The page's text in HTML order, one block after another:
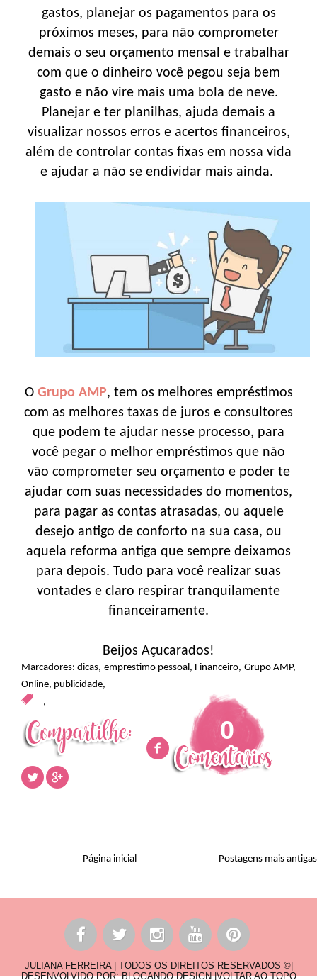
gastos, planejar os pagamentos para os
próximos meses, para não comprometer
demais o seu orçamento mensal e trabalhar
com que o dinheiro você pegou seja bem
gasto e não vire mais uma bola de neve.
Planejar e ter planilhas, ajuda demais a
visualizar nossos erros e acertos financeiros,
além de controlar contas fixas em nossa vida
e ajudar a não se endividar mais ainda.
O Grupo AMP, tem os melhores empréstimos
com as melhores taxas de juros e consultores
que podem te ajudar nesse processo, para
você pegar o melhor empréstimos que não
vão comprometer seu orçamento e poder te
ajudar com suas necessidades do momentos,
para pagar as contas atrasadas, ou aquele
desejo antigo de conforto na sua casa, ou
aquela reforma antiga que sempre deixamos
para depois. Tudo para você realizar suas
vontades e claro respirar tranquilamente
financeiramente.
Beijos Açucarados!
Marcadores:dicas, emprestimo pessoal, Financeiro, Grupo AMP,
Online, publicidade,
,
0
Postagens mais antigas
Página inicial
JULIANA FERREIRA | TODOS OS DIREITOS RESERVADOS ©|
DESENVOLVIDO POR:BLOGANDO DESIGN|VOLTAR AO TOPO